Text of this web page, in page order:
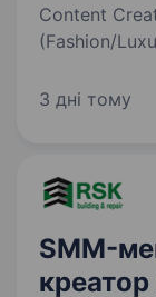
Content
(Fashion/
взуття та
3 дні тому
SMM-
креатор